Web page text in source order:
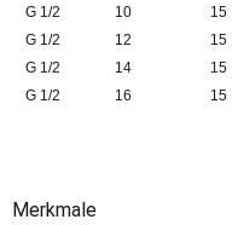
G 1/2
10 15
G 1/2
12 15
G 1/2
14 15
G 1/2
16 15
Merkmale